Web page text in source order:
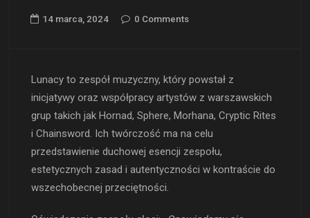
14 marca, 2024 0 Comments
Lunacy to zespół muzyczny, który powstał z
inicjatywy oraz współpracy artystów z warszawskich
grup takich jak Hornad, Sphere, Morhana, Cryptic Rites
i Chainsword. Ich twórczość ma na celu
przedstawienie duchowej esencji zespołu,
estetycznych zasad i autentyczności w kontraście do
wszechobecnej przeciętności.